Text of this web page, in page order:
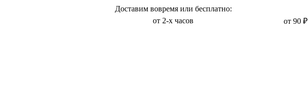
Доставим вовремя или бесплатно:
от 2-х часов от 90 ₽